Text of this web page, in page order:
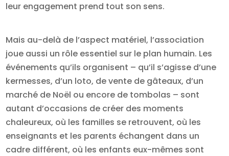
leur engagement prend tout son sens.
Mais au-delà de l’aspect matériel, l’association
joue aussi un rôle essentiel sur le plan humain. Les
événements qu’ils organisent – qu’il s’agisse d’une
kermesses, d’un loto, de vente de gâteaux, d’un
marché de Noël ou encore de tombolas – sont
autant d’occasions de créer des moments
chaleureux, où les familles se retrouvent, où les
enseignants et les parents échangent dans un
cadre différent, où les enfants eux-mêmes sont